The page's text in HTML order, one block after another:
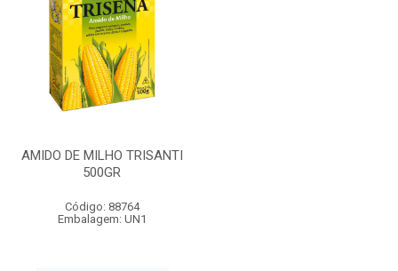
AMIDO DE MILHO TRISANTI
500GR
Código: 88764
Embalagem: UN1